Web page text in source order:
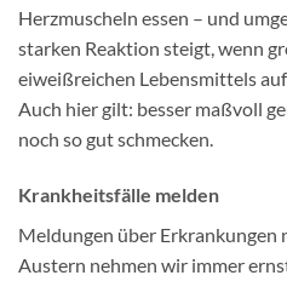
Herzmuscheln essen – und
starken Reaktion steigt, wenn
eiweißreichen Lebensmittels
Auch hier gilt: besser maßvoll
noch so gut schmecken.
Krankheitsfälle melden
Meldungen über Erkrankungen
Austern nehmen wir immer